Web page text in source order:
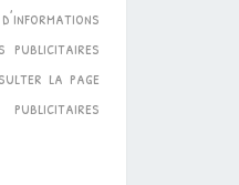
publicitaires
la page